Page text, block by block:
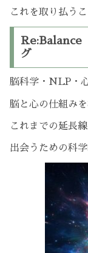
これを取り払う
Re:Balance
グ
脳科学・NLP・
脳と心の仕組みを
これまでの延長
出会うための科